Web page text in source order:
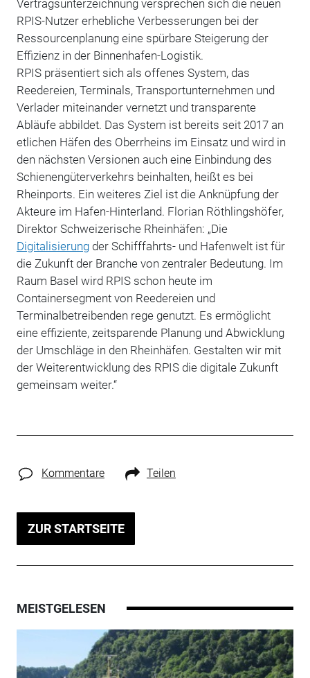
Vertragsunterzeichnung versprechen sich die neuen
RPIS-Nutzer erhebliche Verbesserungen bei der
Ressourcenplanung eine spürbare Steigerung der
Effizienz in der Binnenhafen-Logistik.
RPIS präsentiert sich als offenes System, das
Reedereien, Terminals, Transportunternehmen und
Verlader miteinander vernetzt und transparente
Abläufe abbildet. Das System ist bereits seit 2017 an
etlichen Häfen des Oberrheins im Einsatz und wird in
den nächsten Versionen auch eine Einbindung des
Schienengüterverkehrs beinhalten, heißt es bei
Rheinports. Ein weiteres Ziel ist die Anknüpfung der
Akteure im Hafen-Hinterland. Florian Röthlingshöfer,
Direktor Schweizerische Rheinhäfen: „Die
Digitalisierungder Schifffahrts- und Hafenwelt ist für
die Zukunft der Branche von zentraler Bedeutung. Im
Raum Basel wird RPIS schon heute im
Containersegment von Reedereien und
Terminalbetreibenden rege genutzt. Es ermöglicht
eine effiziente, zeitsparende Planung und Abwicklung
der Umschläge in den Rheinhäfen. Gestalten wir mit
der Weiterentwicklung des RPIS die digitale Zukunft
gemeinsam weiter.“
Kommentare Teilen
ZUR STARTSEITE
MEISTGELESEN